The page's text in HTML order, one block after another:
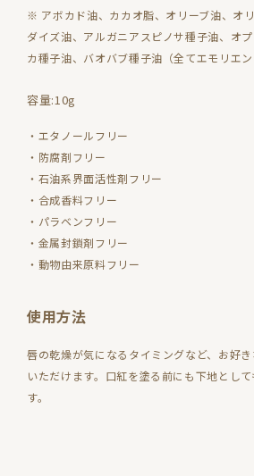
※ アボカド油、カカオ脂、オリーブ油、オリ
ダイズ油、アルガニアスピノサ種子油、オ
カ種子油、バオバブ種子油（全てエモリエン
容量:10g
・エタノールフリー
・防腐剤フリー
・石油系界面活性剤フリー
・合成香料フリー
・パラベンフリー
・金属封鎖剤フリー
・動物由来原料フリー
使用方法
唇の乾燥が気になるタイミングなど、お好
いただけます。口紅を塗る前にも下地とし
す。